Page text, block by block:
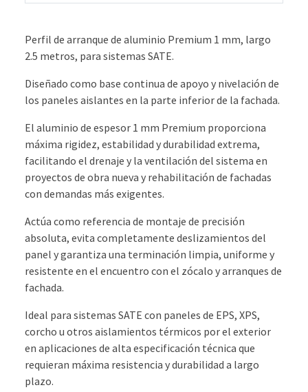
Perfil de arranque de aluminio Premium 1 mm, largo
2.5 metros, para sistemas SATE.
Diseñado como base continua de apoyo y nivelación de
los paneles aislantes en la parte inferior de la fachada.
El aluminio de espesor 1 mm Premium proporciona
máxima rigidez, estabilidad y durabilidad extrema,
facilitando el drenaje y la ventilación del sistema en
proyectos de obra nueva y rehabilitación de fachadas
con demandas más exigentes.
Actúa como referencia de montaje de precisión
absoluta, evita completamente deslizamientos del
panel y garantiza una terminación limpia, uniforme y
resistente en el encuentro con el zócalo y arranques de
fachada.
Ideal para sistemas SATE con paneles de EPS, XPS,
corcho u otros aislamientos térmicos por el exterior
en aplicaciones de alta especificación técnica que
requieran máxima resistencia y durabilidad a largo
plazo.